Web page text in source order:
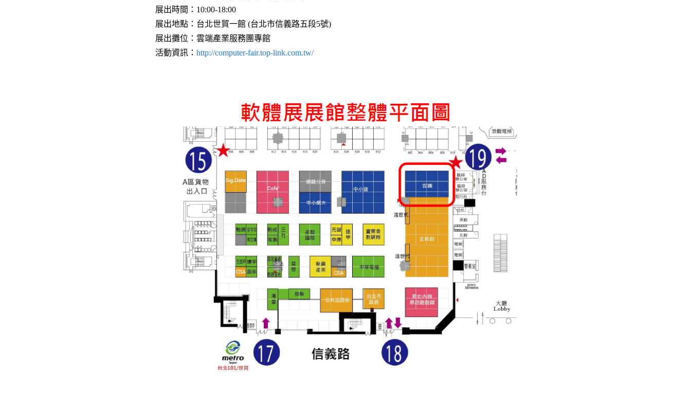
展出時間：10:00-18:00
展出地點：台北世貿一館 (台北市信義路五段5號)
展出攤位：雲端產業服務團專館
活動資訊： http://computer-fair.top-link.com.tw/